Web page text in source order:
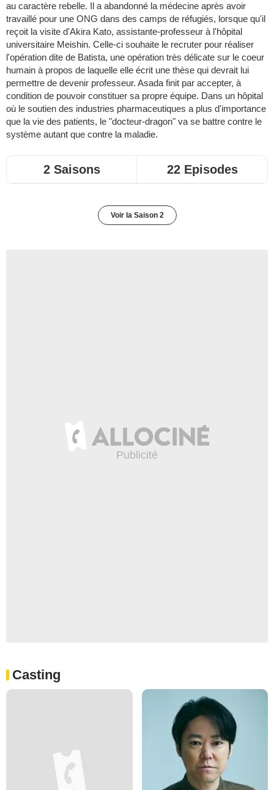
au caractère rebelle. Il a abandonné la médecine après avoir
travaillé pour une ONG dans des camps de réfugiés, lorsque qu'il
reçoit la visite d'Akira Kato, assistante-professeur à l'hôpital
universitaire Meishin. Celle-ci souhaite le recruter pour réaliser
l'opération dite de Batista, une opération très délicate sur le coeur
humain à propos de laquelle elle écrit une thèse qui devrait lui
permettre de devenir professeur. Asada finit par accepter, à
condition de pouvoir constituer sa propre équipe. Dans un hôpital
où le soutien des industries pharmaceutiques a plus d'importance
que la vie des patients, le "docteur-dragon" va se battre contre le
système autant que contre la maladie.
2 Saisons 22 Episodes
Voir la Saison 2
Casting